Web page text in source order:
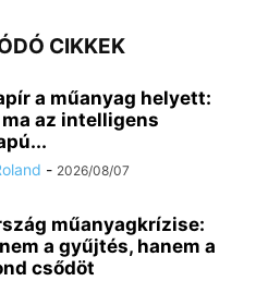
CIKKEK
a műanyag helyett:
az intelligens
- 2026/08/07
műanyagkrízise:
a gyűjtés, hanem a
csődöt